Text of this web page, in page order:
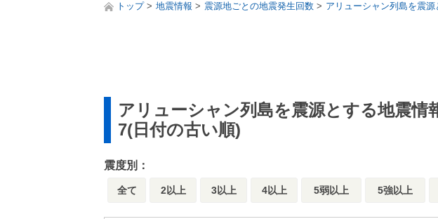
トップ 地震情報 震源地ごとの地震発生回数 アリューシャン列島を震源
アリューシャン列島を震源とする地震情
7(日付の古い順)
震度別：
全て 2以上 3以上 4以上 5弱以上 5強以上